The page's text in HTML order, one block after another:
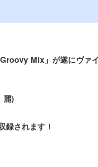
Mix」が遂にヴァ
麗)
録されます！